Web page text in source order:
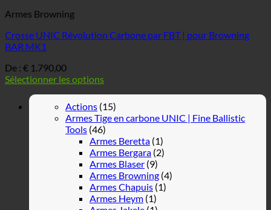
Armes Browning
Crosse UNIC Révolution Carbone par FBT | pour Browning
BAR MK1
De : € 1.790,00
Sélectionner les options
Actions (15)
Armes Tige en carbone UNIC | Fine Ballistic
Tools (46)
Armes Beretta (1)
Armes Bergara (2)
Armes Blaser (9)
Armes Browning (4)
Armes Chapuis (1)
Armes Heym (1)